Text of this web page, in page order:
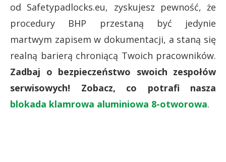
od Safetypadlocks.eu, zyskujesz pewność, że
procedury BHP przestaną być jedynie
martwym zapisem w dokumentacji, a staną się
realną barierą chroniącą Twoich pracowników.
Zadbaj o bezpieczeństwo swoich zespołów
serwisowych! Zobacz, co potrafi nasza
blokada klamrowa aluminiowa 8-otworowa.